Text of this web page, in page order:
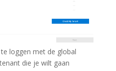
loggen met de global
die je wilt gaan